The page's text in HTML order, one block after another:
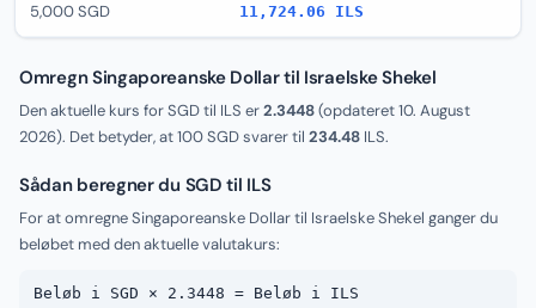
5,000 SGD 11,724.06 ILS
Omregn Singaporeanske Dollar til Israelske Shekel
Den aktuelle kurs for SGD til ILS er2.3448(opdateret10. August
2026). Det betyder, at 100 SGD svarer til 234.48 ILS.
Sådan beregner du SGD til ILS
For at omregne Singaporeanske Dollar til Israelske Shekel ganger du
beløbet med den aktuelle valutakurs:
Beløb i SGD × 2.3448 = Beløb i ILS